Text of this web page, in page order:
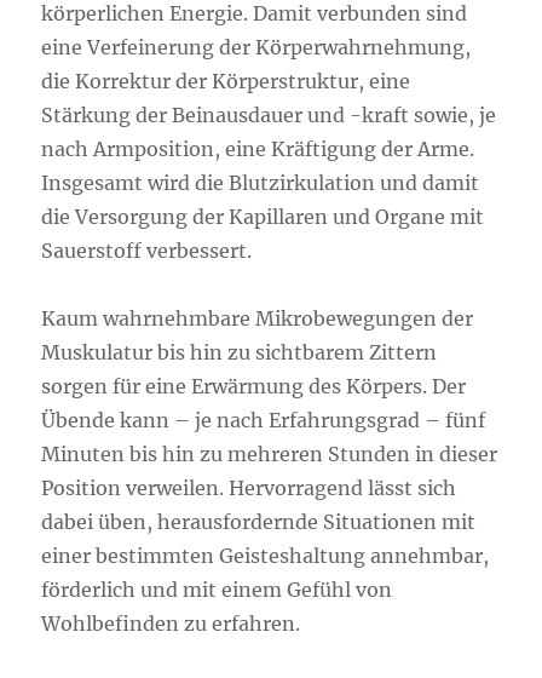
körperlichen Energie. Damit verbunden sind
eine Verfeinerung der Körperwahrnehmung,
die Korrektur der Körperstruktur, eine
Stärkung der Beinausdauer und -kraft sowie, je
nach Armposition, eine Kräftigung der Arme.
Insgesamt wird die Blutzirkulation und damit
die Versorgung der Kapillaren und Organe mit
Sauerstoff verbessert.
Kaum wahrnehmbare Mikrobewegungen der
Muskulatur bis hin zu sichtbarem Zittern
sorgen für eine Erwärmung des Körpers. Der
Übende kann – je nach Erfahrungsgrad – fünf
Minuten bis hin zu mehreren Stunden in dieser
Position verweilen. Hervorragend lässt sich
dabei üben, herausfordernde Situationen mit
einer bestimmten Geisteshaltung annehmbar,
förderlich und mit einem Gefühl von
Wohlbefinden zu erfahren.